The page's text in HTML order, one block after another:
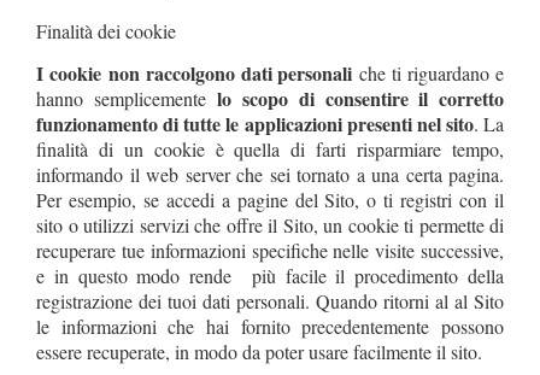
Finalità dei cookie
I cookie non raccolgono dati personali che ti riguardano e
hanno semplicementelo scopo di consentire il corretto
funzionamento di tutte le applicazioni presenti nel sito. La
finalità di un cookie è quella di farti risparmiare tempo,
informando il web server che sei tornato a una certa pagina.
Per esempio, se accedi a pagine del Sito, o ti registri con il
sito o utilizzi servizi che offre il Sito, un cookie ti permette di
recuperare tue informazioni specifiche nelle visite successive,
e in questo modo rende più facile il procedimento della
registrazione dei tuoi dati personali. Quando ritorni al al Sito
le informazioni che hai fornito precedentemente possono
essere recuperate, in modo da poter usare facilmente il sito.